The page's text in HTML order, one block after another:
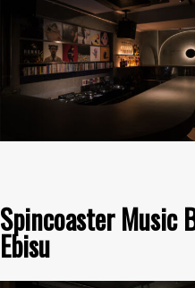
Spincoaster Music
Ebisu